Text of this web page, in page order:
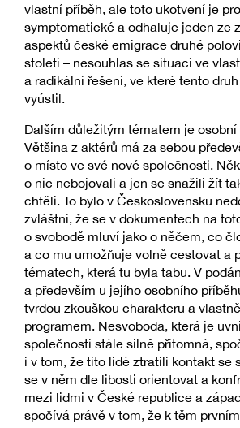
vlastní příběh, ale toto ukotvení je
symptomatické a odhaluje jeden ze
aspektů české emigrace druhé
století – nesouhlas se situací ve
a radikální řešení, ve které tento
vyústil.
Dalším důležitým tématem je osobní
Většina z aktérů má za sebou
o místo ve své nové společnosti.
o nic nebojovali a jen se snažili žít
chtěli. To bylo v Československu
zvláštní, že se v dokumentech na
o svobodě mluví jako o něčem, co
a co mu umožňuje volně cestovat a
tématech, která tu byla tabu. V
a především u jejího osobního
tvrdou zkouškou charakteru a
programem. Nesvoboda, která je
společnosti stále silně přítomná,
i v tom, že tito lidé ztratili kontakt se
se v něm dle libosti orientovat a
mezi lidmi v České republice a
spočívá právě v tom, že k těm